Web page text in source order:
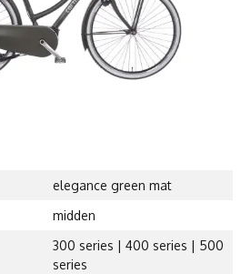
elegance green mat
midden
300 series | 400 series | 500
series